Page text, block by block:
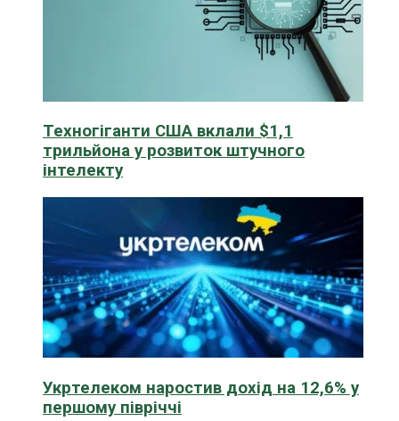
Техногіганти США вклали $1,1
трильйона у розвиток штучного
інтелекту
Укртелеком наростив дохід на 12,6% у
першому півріччі